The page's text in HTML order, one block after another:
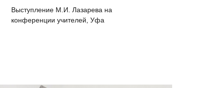
Выступление М.И. Лазарева на
конференции учителей, Уфа